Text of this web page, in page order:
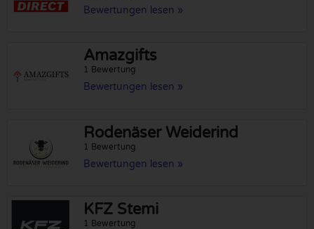
Bewertungen lesen »
Amazgifts
1 Bewertung
Bewertungen lesen »
Rodenäser Weiderind
1 Bewertung
Bewertungen lesen »
KFZ Stemi
1 Bewertung